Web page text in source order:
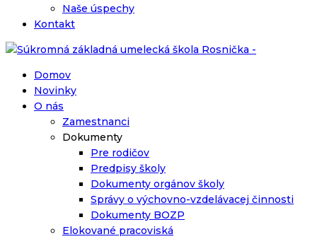
Naše úspechy
Kontakt
Domov
Novinky
O nás
Zamestnanci
Dokumenty
Pre rodičov
Predpisy školy
Dokumenty orgánov školy
Správy o výchovno-vzdelávacej činnosti
Dokumenty BOZP
Elokované pracoviská